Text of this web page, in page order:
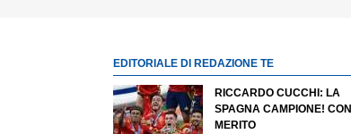
EDITORIALE DI REDAZIONE TE
RICCARDO CUCCHI: LA
SPAGNA CAMPIONE! CON
MERITO